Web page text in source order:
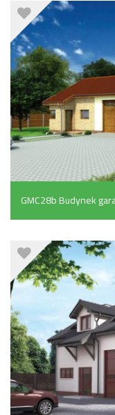
GMC28b Budynek
biurową (115.9 m²)